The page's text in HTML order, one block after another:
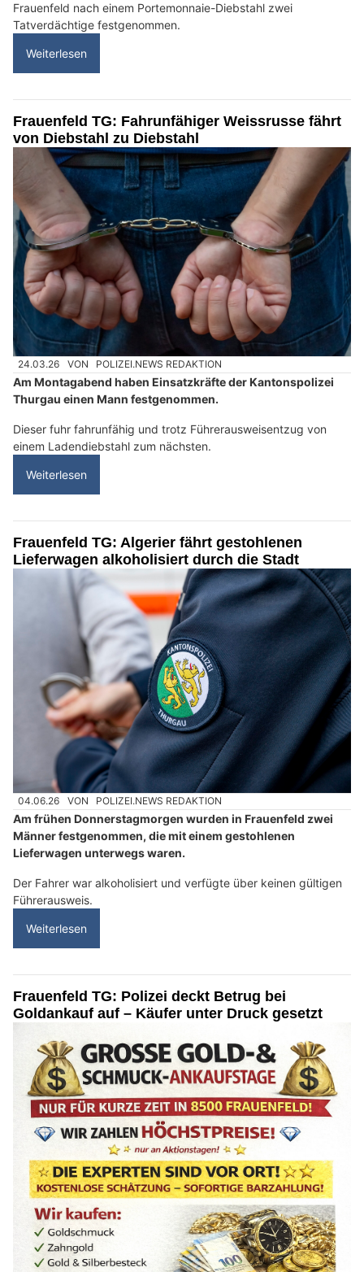
Frauenfeld nach einem Portemonnaie-Diebstahl zwei
Tatverdächtige festgenommen.
Weiterlesen
Frauenfeld TG: Fahrunfähiger Weissrusse fährt
von Diebstahl zu Diebstahl
24.03.26 VON POLIZEI.NEWS REDAKTION
Am Montagabend haben Einsatzkräfte der Kantonspolizei
Thurgau einen Mann festgenommen.
Dieser fuhr fahrunfähig und trotz Führerausweisentzug von
einem Ladendiebstahl zum nächsten.
Weiterlesen
Frauenfeld TG: Algerier fährt gestohlenen
Lieferwagen alkoholisiert durch die Stadt
04.06.26 VON POLIZEI.NEWS REDAKTION
Am frühen Donnerstagmorgen wurden in Frauenfeld zwei
Männer festgenommen, die mit einem gestohlenen
Lieferwagen unterwegs waren.
Der Fahrer war alkoholisiert und verfügte über keinen gültigen
Führerausweis.
Weiterlesen
Frauenfeld TG: Polizei deckt Betrug bei
Goldankauf auf – Käufer unter Druck gesetzt